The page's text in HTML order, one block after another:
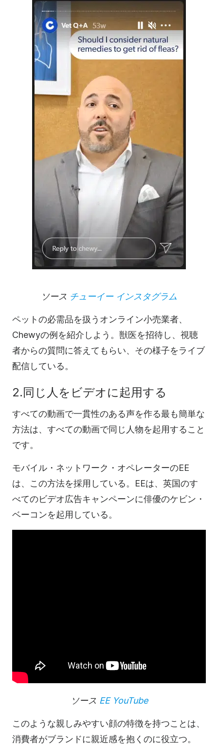
ソース チューイー インスタグラム
ペットの必需品を扱うオンライン小売業者、
Chewyの例を紹介しよう。獣医を招待し、視聴
者からの質問に答えてもらい、その様子をライブ
配信している。
2.同じ人をビデオに起用する
すべての動画で一貫性のある声を作る最も簡単な
方法は、すべての動画で同じ人物を起用すること
です。
モバイル・ネットワーク・オペレーターのEE
は、この方法を採用している。EEは、英国のす
べてのビデオ広告キャンペーンに俳優のケビン・
ベーコンを起用している。
ソース EE YouTube
このような親しみやすい顔の特徴を持つことは、
消費者がブランドに親近感を抱くのに役立つ。